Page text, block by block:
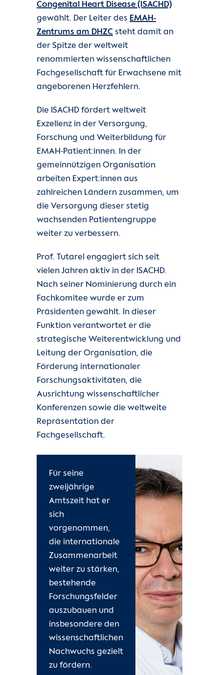
Kontakt
Internationale Patienten
Zur Seite der Charité
Congenital Heart Disease (ISACHD)
gewählt. Der Leiter des EMAH-
Zentrums am DHZC steht damit an
der Spitze der weltweit
renommierten wissenschaftlichen
Fachgesellschaft für Erwachsene mit
angeborenen Herzfehlern.
Die ISACHD fördert weltweit
Exzellenz in der Versorgung,
Forschung und Weiterbildung für
EMAH-Patient:innen. In der
gemeinnützigen Organisation
arbeiten Expert:innen aus
zahlreichen Ländern zusammen, um
die Versorgung dieser stetig
wachsenden Patientengruppe
weiter zu verbessern.
Prof. Tutarel engagiert sich seit
vielen Jahren aktiv in der ISACHD.
Nach seiner Nominierung durch ein
Fachkomitee wurde er zum
Präsidenten gewählt. In dieser
Funktion verantwortet er die
strategische Weiterentwicklung und
Leitung der Organisation, die
Förderung internationaler
Forschungsaktivitäten, die
Ausrichtung wissenschaftlicher
Konferenzen sowie die weltweite
Repräsentation der
Fachgesellschaft.
Für seine
zweijährige
Amtszeit hat er
sich
vorgenommen,
die internationale
Zusammenarbeit
weiter zu stärken,
bestehende
Forschungsfelder
auszubauen und
insbesondere den
wissenschaftlichen
Nachwuchs gezielt
zu fördern.